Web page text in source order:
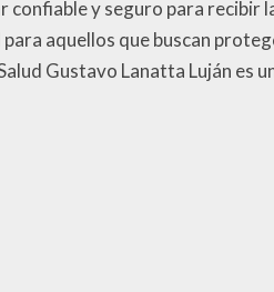
confiable y seguro para
aquellos que buscan
Gustavo Lanatta Luján es